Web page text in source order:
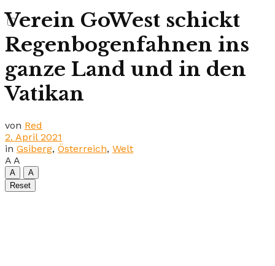
Verein GoWest schickt
Regenbogenfahnen ins
ganze Land und in den
Vatikan
von Red
2. April 2021
in Gsiberg, Österreich, Welt
A A
A
A
Reset